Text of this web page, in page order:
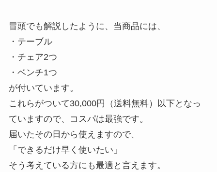
冒頭でも解説したように、当商品には、
・テーブル
・チェア2つ
・ベンチ1つ
が付いています。
これらがついて30,000円（送料無料）以下となっ
ていますので、コスパは最強です。
届いたその日から使えますので、
「できるだけ早く使いたい」
そう考えている方にも最適と言えます。